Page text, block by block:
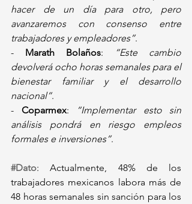
hacer de un día para otro, pero
avanzaremos con consenso entre
trabajadores y empleadores”.
- Marath Bolaños:
“Este cambio
devolverá ocho horas semanales para el
bienestar familiar y el desarrollo
nacional”.
- Coparmex:
“Implementar esto sin
análisis pondrá en riesgo empleos
formales e inversiones”.
#Dato: Actualmente, 48% de los
trabajadores mexicanos labora más de
48 horas semanales sin sanción para los